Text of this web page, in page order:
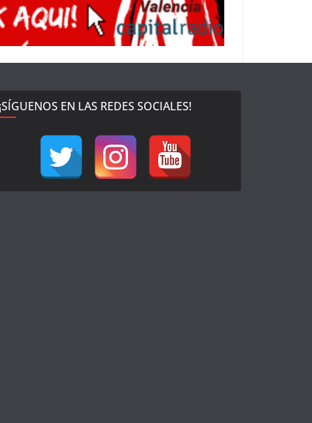
EN LAS REDES SOCIALES!